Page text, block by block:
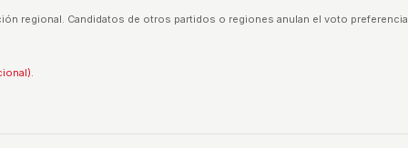
regional. Candidatos de otros partidos o regiones anulan el voto